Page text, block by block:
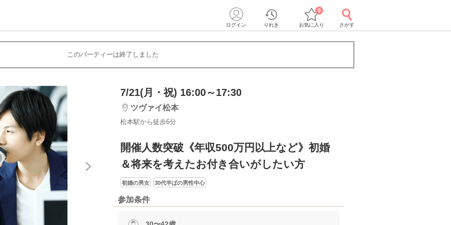
ログイン りれき お気に入り
0
さがす
このパーティーは終了しました
7/21(月・祝) 16:00～17:30
ツヴァイ松本
松本駅から徒歩6分
開催人数突破《年収500万円以上など》初婚
＆将来を考えたお付き合いがしたい方
初婚の男女 30代半ばの男性中心
参加条件